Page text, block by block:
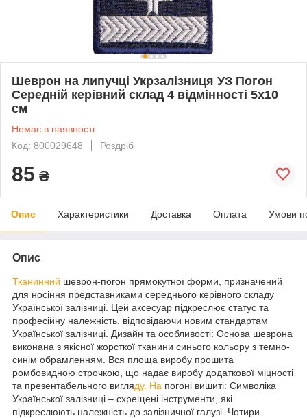
Шеврон на липучці Укрзалізниця УЗ Погон
Середній керівний склад 4 відмінності 5х10
см
Немає в наявності
Код: 800029648
Роздріб
85 ₴
Опис Характеристики Доставка Оплата Умови
Опис
Тканинний шеврон-погон прямокутної форми, призначений
для носіння представниками середнього керівного складу
Української залізниці. Цей аксесуар підкреслює статус та
професійну належність, відповідаючи новим стандартам
Української залізниці. Дизайн та особливості: Основа шеврона
виконана з якісної жорсткої тканини синього кольору з темно-
синім обрамленням. Вся площа виробу прошита
ромбовидною строчкою, що надає виробу додаткової міцності
та презентабельного вигляду. На погоні вишиті: Символіка
Української залізниці – схрещені інструменти, які
підкреслюють належність до залізничної галузі. Чотири